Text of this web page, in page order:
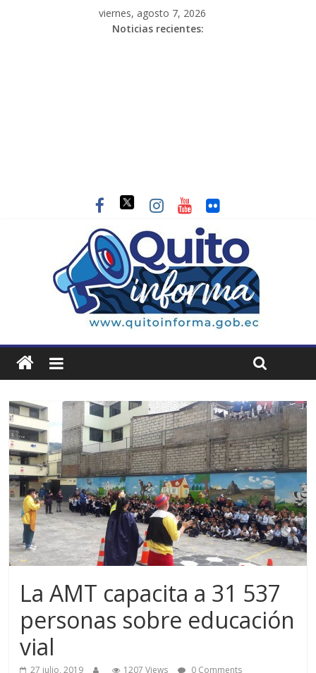
viernes, agosto 7, 2026
Noticias recientes:
La AMT capacita a 31 537
personas sobre educación
vial
27 julio, 2019 1207 Views 0 Comments